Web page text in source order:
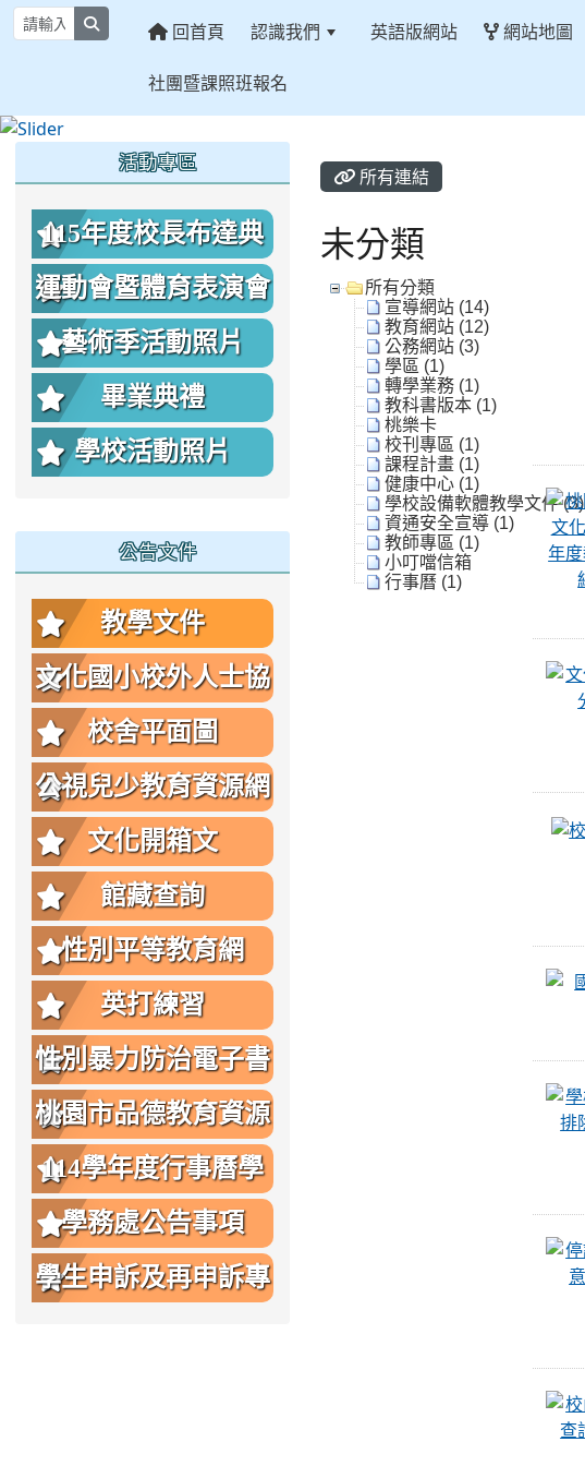
回首頁 認識我們 英語版網站 網站地圖
社團暨課照班報名
所有連結
未分類
所有分類
宣導網站 (14)
教育網站 (12)
公務網站 (3)
學區 (1)
轉學業務 (1)
教科書版本 (1)
桃樂卡
校刊專區 (1)
課程計畫 (1)
健康中心 (1)
學校設備軟體教學文件 (3)
資通安全宣導 (1)
教師專區 (1)
小叮噹信箱
行事曆 (1)
活動專區
115年度校長布達典
禮照片
運動會暨體育表演會
照片
藝術季活動照片
畢業典禮
學校活動照片
公告文件
教學文件
文化國小校外人士協
助教學或活動要點
校舍平面圖
公視兒少教育資源網
文化開箱文
館藏查詢
性別平等教育網
英打練習
性別暴力防治電子書
桃園市品德教育資源
網
114學年度行事曆學
生版
學務處公告事項
學生申訴及再申訴專